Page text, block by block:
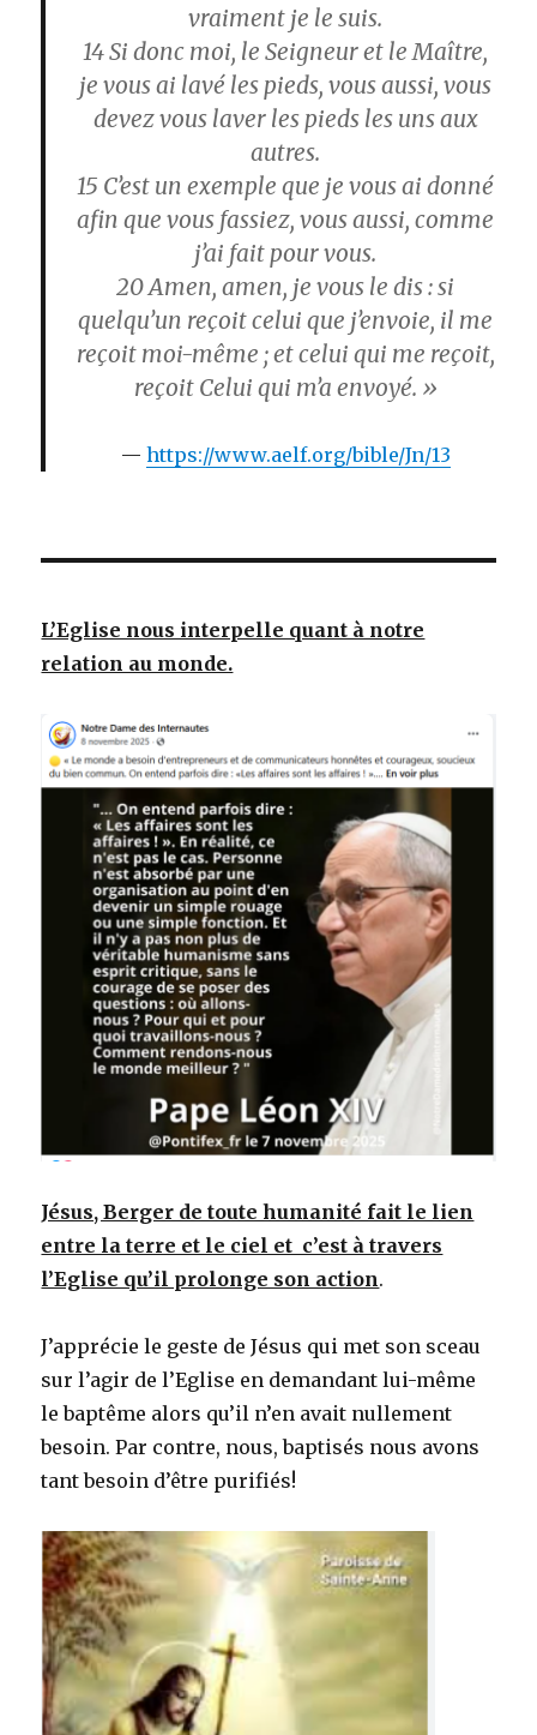
vraiment je le suis.
14Si donc moi, le Seigneur et le Maître,
je vous ai lavé les pieds, vous aussi, vous
devez vous laver les pieds les uns aux
autres.
15 C’est un exemple que je vous ai donné
afin que vous fassiez, vous aussi, comme
j’ai fait pour vous.
20Amen, amen, je vous le dis : si
quelqu’un reçoit celui que j’envoie, il me
reçoit moi-même ; et celui qui me reçoit,
reçoit Celui qui m’a envoyé. »
https://www.aelf.org/bible/Jn/13
L’Eglise nous interpelle quant à notre
relation au monde.
Jésus, Berger de toute humanité fait le lien
entre la terre et le ciel et c’est à travers
l’Eglise qu’il prolonge son action.
J’apprécie le geste de Jésus qui met son sceau
sur l’agir de l’Eglise en demandant lui-même
le baptême alors qu’il n’en avait nullement
besoin. Par contre, nous, baptisés nous avons
tant besoin d’être purifiés!